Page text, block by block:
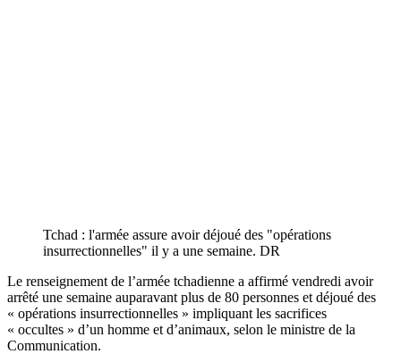
Tchad : l'armée assure avoir déjoué des "opérations
insurrectionnelles" il y a une semaine. DR
Le renseignement de l’armée tchadienne a affirmé vendredi avoir
arrêté une semaine auparavant plus de 80 personnes et déjoué des
« opérations insurrectionnelles » impliquant les sacrifices
« occultes » d’un homme et d’animaux, selon le ministre de la
Communication.